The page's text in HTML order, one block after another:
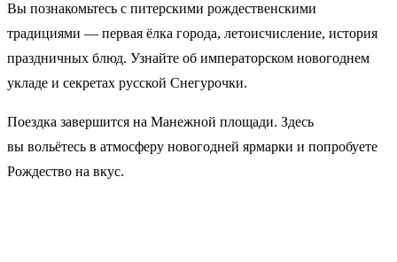
Вы познакомьтесь с питерскими рождественскими
традициями — первая ёлка города, летоисчисление, история
праздничных блюд. Узнайте об императорском новогоднем
укладе и секретах русской Снегурочки.
Поездка завершится на Манежной площади. Здесь
вы вольётесь в атмосферу новогодней ярмарки и попробуете
Рождество на вкус.